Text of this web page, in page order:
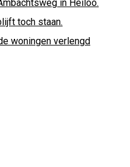
in Heiloo.
toch staan.
woningen verlengd